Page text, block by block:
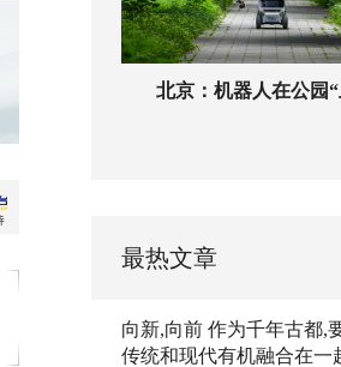
北京：机器人在公园
最热文章
向新,向前 作为千年古都,
传统和现代有机融合在一